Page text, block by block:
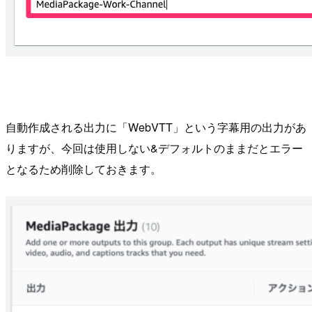
自動作成される出力に「WebVTT」という字幕用の出力があ
りますが、今回は使用しない&デフォルトのままだとエラー
となるため削除しておきます。